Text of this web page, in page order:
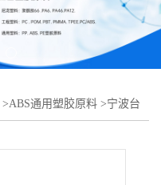
>ABS通用塑胶原料 >宁波台